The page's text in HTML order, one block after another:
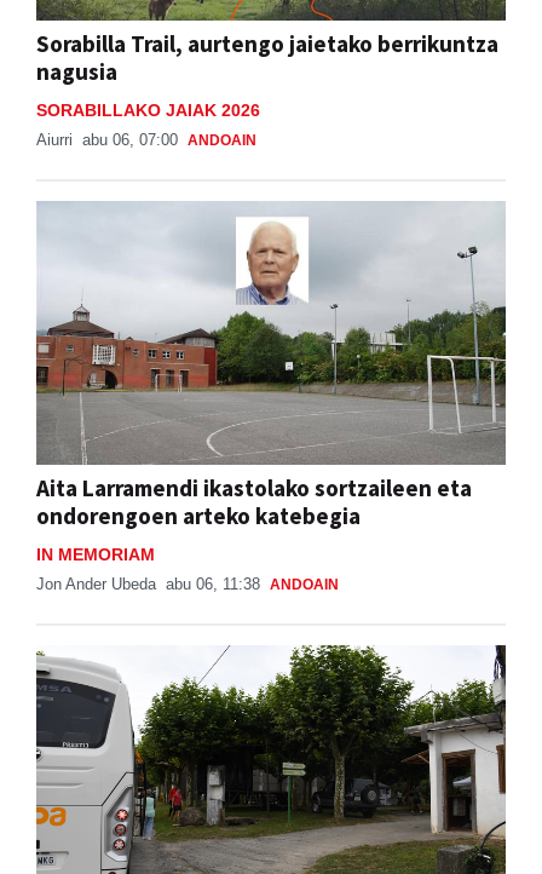
Sorabilla Trail, aurtengo jaietako berrikuntza
nagusia
SORABILLAKO JAIAK 2026
Aiurri abu 06, 07:00 ANDOAIN
Aita Larramendi ikastolako sortzaileen eta
ondorengoen arteko katebegia
IN MEMORIAM
Jon Ander Ubeda abu 06, 11:38 ANDOAIN